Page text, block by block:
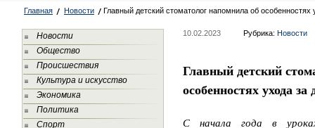
Главная Новости Главный детский стоматолог напомнила об особенностях
Новости
Общество
Происшествия
Культура и искусство
Экономика
Политика
Спорт
10.02.2023 Рубрика: Новости
Главный детский
особенностях ухода
С начала года в